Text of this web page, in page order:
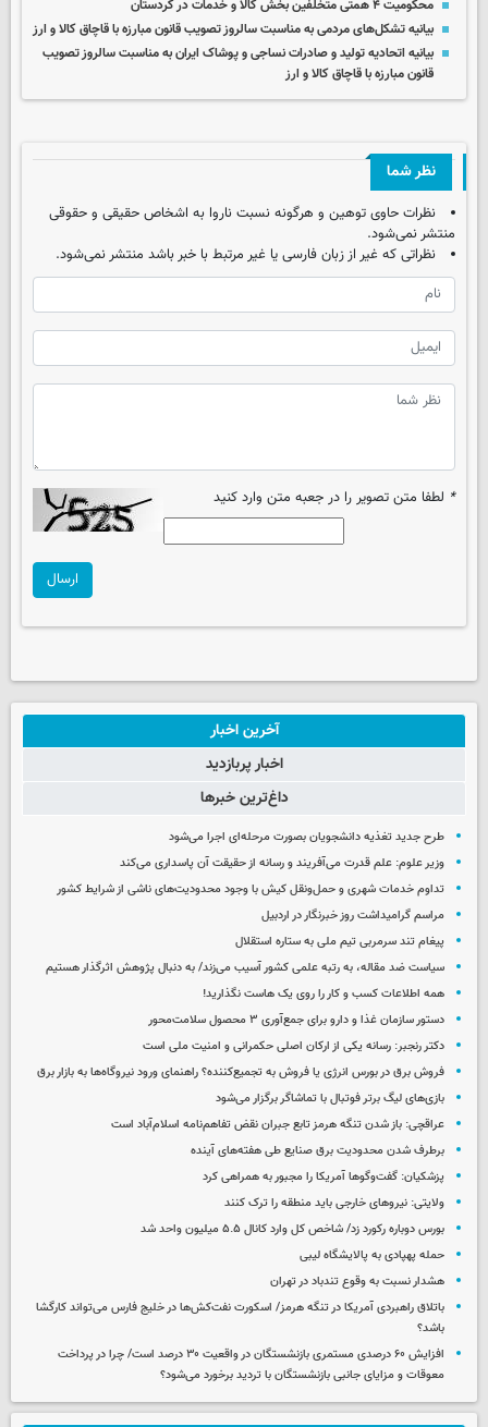
محکومیت ۴ همتی متخلفین بخش کالا و خدمات در کردستان
بیانیه تشکل‌های مردمی به مناسبت سالروز تصویب قانون مبارزه با قاچاق کالا و ارز
بیانیه اتحادیه تولید و صادرات نساجی و پوشاک ایران به مناسبت سالروز تصویب
قانون مبارزه با قاچاق کالا و ارز
نظر شما
نظرات حاوی توهین و هرگونه نسبت ناروا به اشخاص حقیقی و حقوقی
منتشر نمی‌شود.
نظراتی که غیر از زبان فارسی یا غیر مرتبط با خبر باشد منتشر نمی‌شود.
* لطفا متن تصویر را در جعبه متن وارد کنید
ارسال
آخرین اخبار
اخبار پربازدید
داغ‌ترین خبرها
طرح جدید تغذیه دانشجویان بصورت مرحله‌ای اجرا می‌شود
وزیر علوم: علم قدرت می‌آفریند و رسانه از حقیقت آن پاسداری می‌کند
تداوم خدمات شهری و حمل‌ونقل کیش با وجود محدودیت‌های ناشی از شرایط کشور
مراسم گرامیداشت روز خبرنگار در اردبیل
پیغام تند سرمربی تیم ملی به ستاره استقلال
سیاست ضد مقاله، به رتبه علمی کشور آسیب می‌زند/ به دنبال پژوهش اثرگذار هستیم
همه اطلاعات کسب‌ و کار را روی یک هاست نگذارید!
دستور سازمان غذا و دارو برای جمع‌آوری ۳ محصول سلامت‌محور
دکتر رنجبر: رسانه یکی از ارکان اصلی حکمرانی و امنیت ملی است
فروش برق در بورس انرژی یا فروش به تجمیع‌کننده؟ راهنمای ورود نیروگاه‌ها به بازار برق
بازی‌های لیگ برتر فوتبال با تماشاگر برگزار می‌شود
عراقچی: باز شدن تنگه هرمز تابع جبران نقض تفاهم‌نامه اسلام‌آباد است
برطرف شدن محدودیت‌ برق صنایع طی هفته‌های آینده
پزشکیان: گفت‌وگوها آمریکا را مجبور به همراهی کرد
ولایتی: نیروهای خارجی باید منطقه را ترک کنند
بورس دوباره رکورد زد/ شاخص کل وارد کانال ۵.۵ میلیون واحد شد
حمله پهپادی به پالایشگاه لیبی
هشدار نسبت به وقوع تندباد در تهران
باتلاق راهبردی آمریکا در تنگه هرمز/ اسکورت نفت‌کش‌ها در خلیج فارس می‌تواند کارگشا
باشد؟
افزایش ۶۰ درصدی مستمری‌ بازنشستگان در واقعیت ۳۰ درصد است/ چرا در پرداخت
معوقات و مزایای جانبی بازنشستگان با تردید برخورد می‌شود؟